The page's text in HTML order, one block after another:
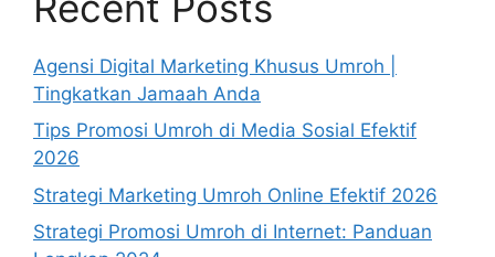
Agensi Digital Marketing Khusus Umroh |
Tingkatkan Jamaah Anda
Tips Promosi Umroh di Media Sosial Efektif
2026
Strategi Marketing Umroh Online Efektif 2026
Strategi Promosi Umroh di Internet: Panduan